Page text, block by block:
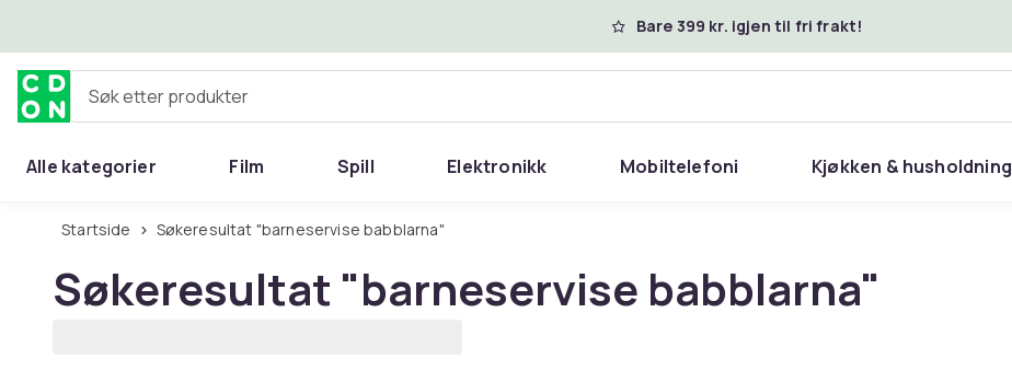
Bare 399 kr. igjen til fri frakt!
Søk etter produkter
Alle kategorier Film Spill Elektronikk Mobiltelefoni Kjøkken & husholdning
Startside Søkeresultat "barneservise babblarna"
Søkeresultat "barneservise babblarna"